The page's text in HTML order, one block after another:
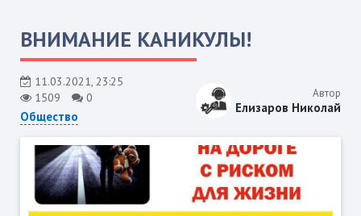
ВНИМАНИЕ КАНИКУЛЫ!
11.03.2021, 23:25
1509
0
Общество
Автор
Елизаров Николай